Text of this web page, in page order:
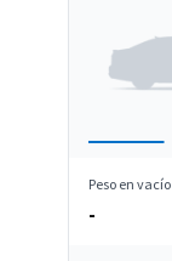
Peso en vacío
-